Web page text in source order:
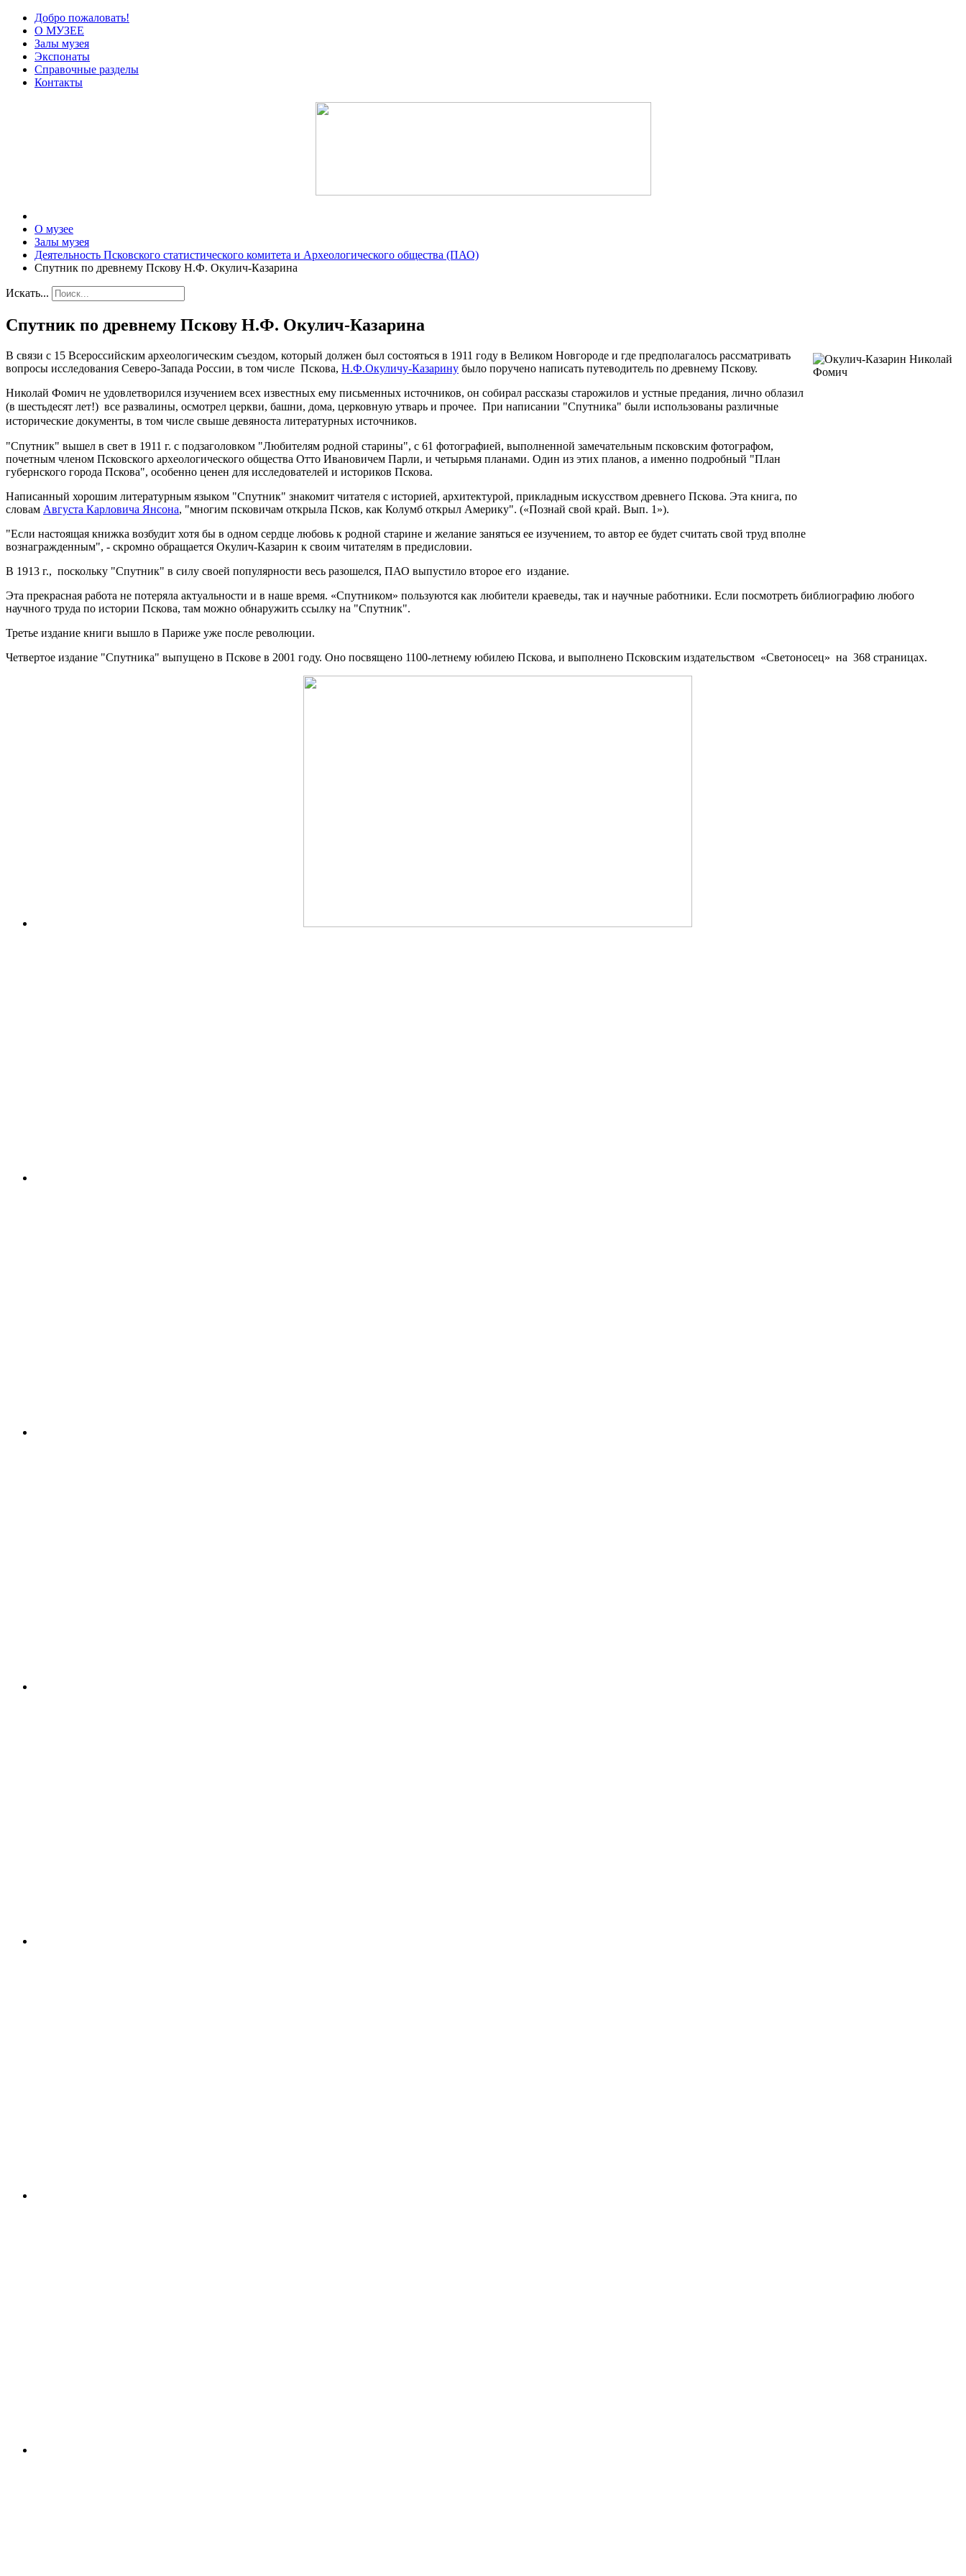
Добро пожаловать!
О МУЗЕЕ
Залы музея
Экспонаты
Справочные разделы
Контакты
О музее
Залы музея
Деятельность Псковского статистического комитета и Археологического общества (ПАО)
Спутник по древнему Пскову Н.Ф. Окулич-Казарина
Искать...
Спутник по древнему Пскову Н.Ф. Окулич-Казарина
В связи с 15 Всероссийским археологическим съездом, который должен был состояться в 1911 году в Великом Новгороде и где предполагалось рассматривать
вопросы исследования Северо-Запада России, в том числе Пскова, Н.Ф.Окуличу-Казарину было поручено написать путеводитель по древнему Пскову.
Николай Фомич не удовлетворился изучением всех известных ему письменных источников, он собирал рассказы старожилов и устные предания, лично облазил
(в шестьдесят лет!) все развалины, осмотрел церкви, башни, дома, церковную утварь и прочее. При написании "Спутника" были использованы различные
исторические документы, в том числе свыше девяноста литературных источников.
"Спутник" вышел в свет в 1911 г. с подзаголовком "Любителям родной старины", с 61 фотографией, выполненной замечательным псковским фотографом,
почетным членом Псковского археологического общества Отто Ивановичем Парли, и четырьмя планами. Один из этих планов, а именно подробный "План
губернского города Пскова", особенно ценен для исследователей и историков Пскова.
Написанный хорошим литературным языком "Спутник" знакомит читателя с историей, архитектурой, прикладным искусством древнего Пскова. Эта книга, по
словам Августа Карловича Янсона, "многим псковичам открыла Псков, как Колумб открыл Америку". («Познай свой край. Вып. 1»).
"Если настоящая книжка возбудит хотя бы в одном сердце любовь к родной старине и желание заняться ее изучением, то автор ее будет считать свой труд вполне
вознагражденным", - скромно обращается Окулич-Казарин к своим читателям в предисловии.
В 1913 г., поскольку "Спутник" в силу своей популярности весь разошелся, ПАО выпустило второе его издание.
Эта прекрасная работа не потеряла актуальности и в наше время. «Спутником» пользуются как любители краеведы, так и научные работники. Если посмотреть библиографию любого
научного труда по истории Пскова, там можно обнаружить ссылку на "Спутник".
Третье издание книги вышло в Париже уже после революции.
Четвертое издание "Спутника" выпущено в Пскове в 2001 году. Оно посвящено 1100-летнему юбилею Пскова, и выполнено Псковским издательством «Светоносец» на 368 страницах.